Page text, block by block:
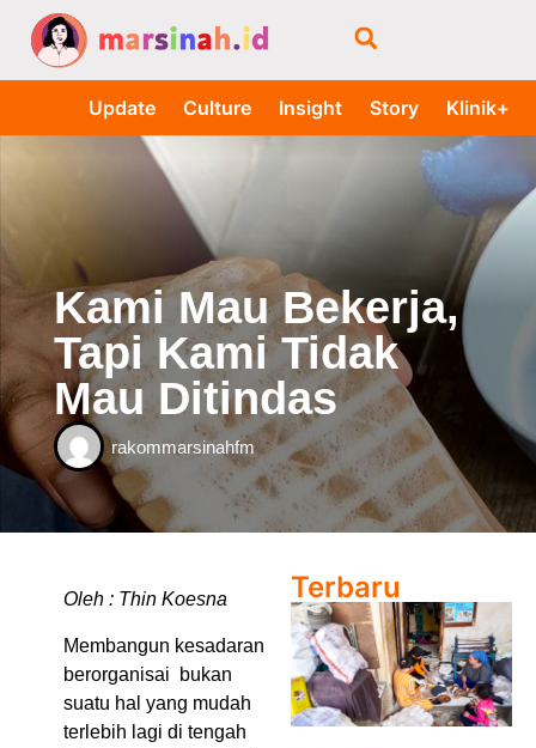
Update Culture Insight Story Klinik+
Kami Mau Bekerja,
Tapi Kami Tidak
Mau Ditindas
rakommarsinahfm
Oleh : Thin Koesna
Membangun kesadaran
berorganisai bukan
suatu hal yang mudah
terlebih lagi di tengah
Terbaru